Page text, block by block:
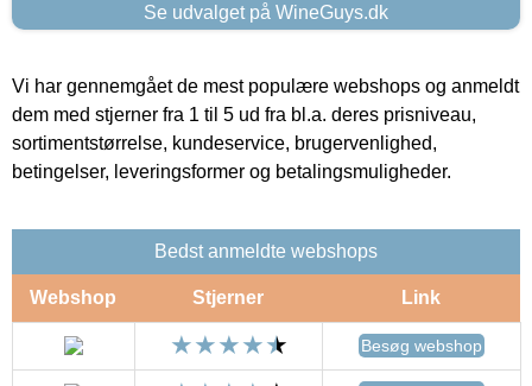
Se udvalget på WineGuys.dk
Vi har gennemgået de mest populære webshops og anmeldt
dem med stjerner fra 1 til 5 ud fra bl.a. deres prisniveau,
sortimentstørrelse, kundeservice, brugervenlighed,
betingelser, leveringsformer og betalingsmuligheder.
Bedst anmeldte webshops
Webshop Stjerner Link
Besøg webshop